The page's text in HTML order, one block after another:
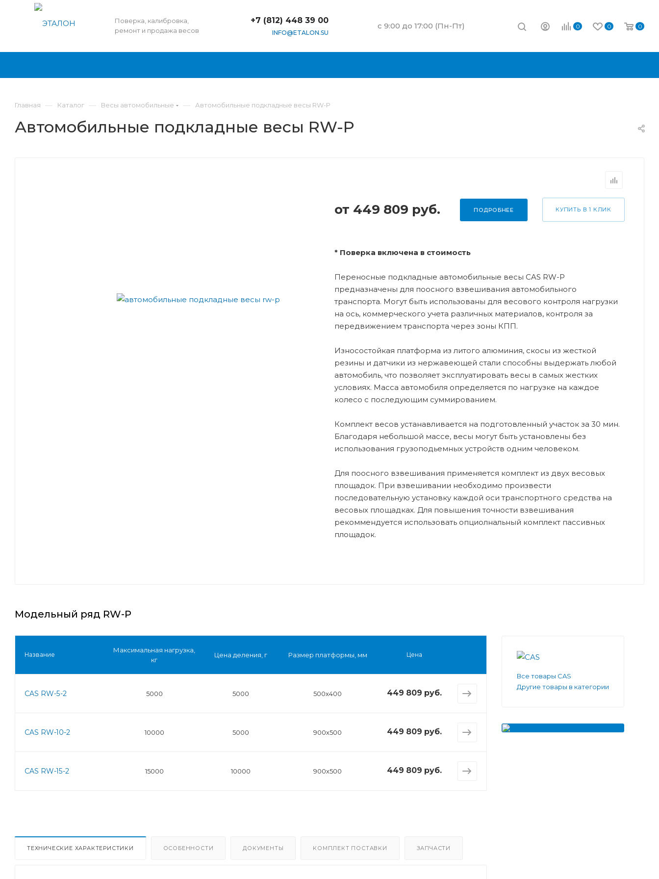
Поверка, калибровка,
ремонт и продажа весов
+7 (812) 448 39 00
INFO@ETALON.SU
c 9:00 до 17:00 (Пн-Пт) 0 0 0
Главная — Каталог — Весы автомобильные — Автомобильные подкладные весы RW-P
Автомобильные подкладные весы RW-P
от 449 809 руб. ПОДРОБНЕЕ КУПИТЬ В 1 КЛИК
* Поверка включена в стоимость
Переносные подкладные автомобильные весы CAS RW-P
предназначены для поосного взвешивания автомобильного
транспорта. Могут быть использованы для весового контроля нагрузки
на ось, коммерческого учета различных материалов, контроля за
передвижением транспорта через зоны КПП.
Износостойкая платформа из литого алюминия, скосы из жесткой
резины и датчики из нержавеющей стали способны выдержать любой
автомобиль, что позволяет эксплуатировать весы в самых жестких
условиях. Масса автомобиля определяется по нагрузке на каждое
колесо с последующим суммированием.
Комплект весов устанавливается на подготовленный участок за 30 мин.
Благодаря небольшой массе, весы могут быть установлены без
использования грузоподьемных устройств одним человеком.
Для поосного взвешивания применяется комплект из двух весовых
площадок. При взвешивании необходимо произвести
последовательную установку каждой оси транспортного средства на
весовых площадках. Для повышения точности взвешивания
рекоммендуется использовать опциолнальный комплект пассивных
площадок.
Модельный ряд RW-P
Название
Максимальная нагрузка,
кг
Цена деления, г Размер платформы, мм Цена
CAS RW-5-2 5000 5000 500х400 449 809 руб.
CAS RW-10-2 10000 5000 900х500 449 809 руб.
CAS RW-15-2 15000 10000 900х500 449 809 руб.
ТЕХНИЧЕСКИЕ ХАРАКТЕРИСТИКИ ОСОБЕННОСТИ ДОКУМЕНТЫ КОМПЛЕКТ ПОСТАВКИ ЗАПЧАСТИ
Все товары CAS
Другие товары в категории